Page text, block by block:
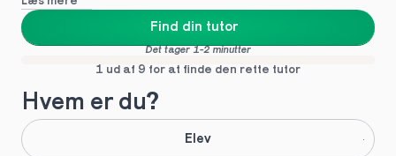
Find din tutor
Det tager 1-2 minutter
1 ud af 9 for at finde den rette tutor
Hvem er du?
Elev